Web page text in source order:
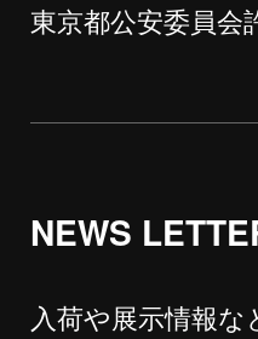
東京都公安委員会
NEWS
入荷や展示情報